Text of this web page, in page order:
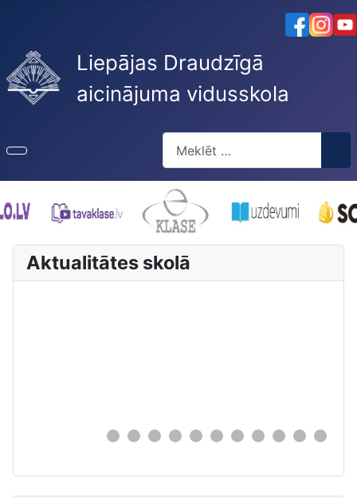
Liepājas Draudzīgā
aicinājuma vidusskola
Type 2 or more characters for
Aktualitātes skolā